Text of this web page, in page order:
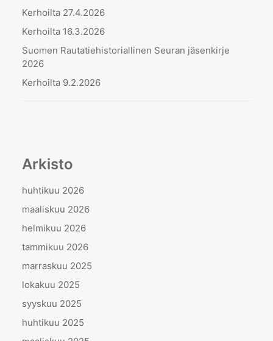
Kerhoilta 27.4.2026
Kerhoilta 16.3.2026
Suomen Rautatiehistoriallinen Seuran jäsenkirje
2026
Kerhoilta 9.2.2026
Arkisto
huhtikuu 2026
maaliskuu 2026
helmikuu 2026
tammikuu 2026
marraskuu 2025
lokakuu 2025
syyskuu 2025
huhtikuu 2025